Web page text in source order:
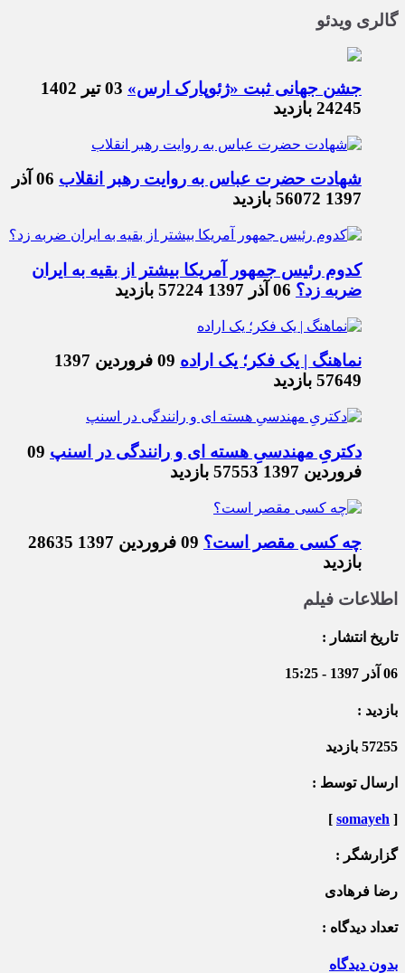
گالری ویدئو
جشن جهانی ثبت «ژئوپارک ارس» 03 تیر 1402
24245 بازدید
شهادت حضرت عباس به روایت رهبر انقلاب
06 آذر
1397 56072 بازدید
کدوم رئیس جمهور آمریکا بیشتر از بقیه به ایران
ضربه زد؟ 06 آذر 1397 57224 بازدید
نماهنگ | یک فکر؛ یک اراده 09 فروردین 1397
57649 بازدید
دکتریِ مهندسیِ هسته ای و رانندگی در اسنپ 09
فروردین 1397
57553 بازدید
چه کسی مقصر است؟ 09 فروردین 1397
28635
بازدید
اطلاعات فیلم
تاریخ انتشار :
06 آذر 1397 - 15:25
بازدید :
57255 بازدید
ارسال توسط :
[
somayeh
]
گزارشگر :
رضا فرهادی
تعداد دیدگاه :
بدون دیدگاه